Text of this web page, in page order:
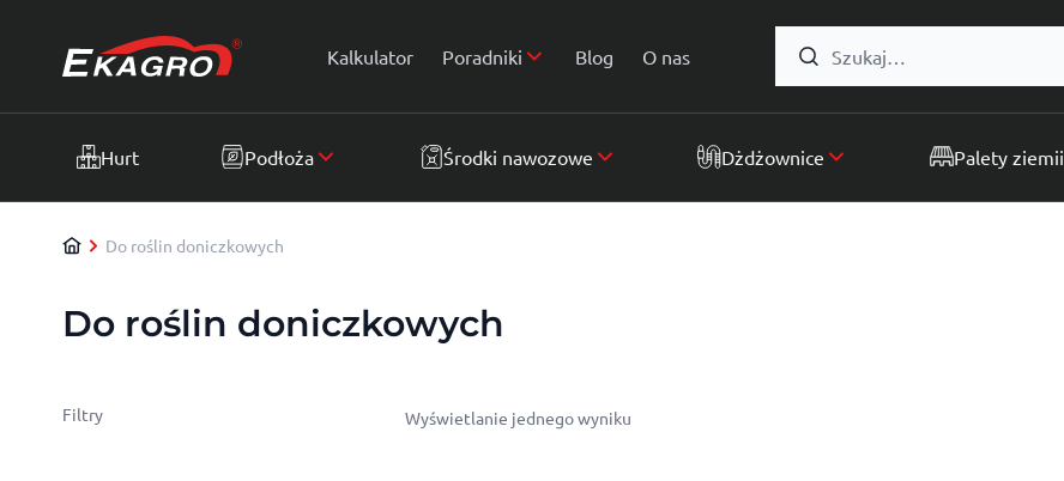
Kalkulator
Poradniki Blog O nas
Hurt Podłoża Środki nawozowe Dżdżownice Palety ziemii
Do roślin doniczkowych
Do roślin doniczkowych
Filtry Wyświetlanie jednego wyniku